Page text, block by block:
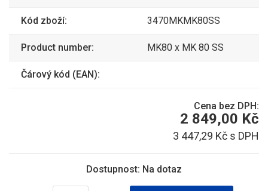
Kód zboží: 3470MKMK80SS
Product number: MK80 x MK 80 SS
Čárový kód (EAN):
Cena bez DPH:
2 849,00 Kč
3 447,29 Kč s DPH
Dostupnost: Na dotaz